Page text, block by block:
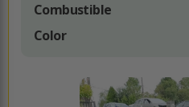
Combustible
Color